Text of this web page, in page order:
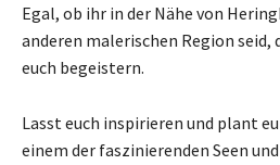
Egal, ob ihr in der Nähe von
anderen malerischen Region seid,
euch begeistern.
Lasst euch inspirieren und plant
einem der faszinierenden Seen